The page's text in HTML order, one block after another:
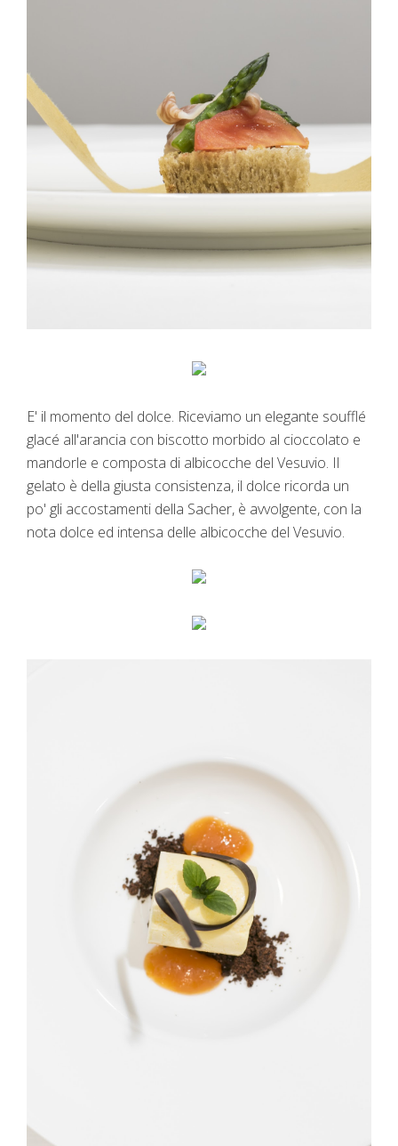
E' il momento del dolce. Riceviamo un elegante soufflé
glacé all'arancia con biscotto morbido al cioccolato e
mandorle e composta di albicocche del Vesuvio. Il
gelato è della giusta consistenza, il dolce ricorda un
po' gli accostamenti della Sacher, è avvolgente, con la
nota dolce ed intensa delle albicocche del Vesuvio.